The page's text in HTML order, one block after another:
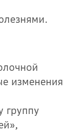
изменения
группу